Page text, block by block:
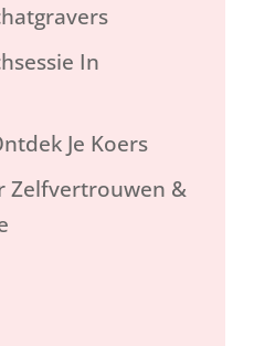
In
Je Koers
Zelfvertrouwen &